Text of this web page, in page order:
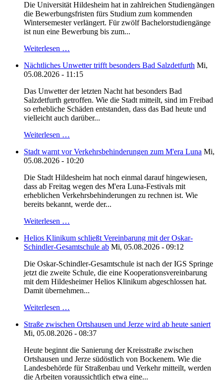
Die Universität Hildesheim hat in zahlreichen Studiengängen
die Bewerbungsfristen fürs Studium zum kommenden
Wintersemester verlängert. Für zwölf Bachelorstudiengänge
ist nun eine Bewerbung bis zum...
Weiterlesen …
Nächtliches Unwetter trifft besonders Bad Salzdetfurth Mi,
05.08.2026 - 11:15
Das Unwetter der letzten Nacht hat besonders Bad
Salzdetfurth getroffen. Wie die Stadt mitteilt, sind im Freibad
so erhebliche Schäden entstanden, dass das Bad heute und
vielleicht auch darüber...
Weiterlesen …
Stadt warnt vor Verkehrsbehinderungen zum M'era Luna Mi,
05.08.2026 - 10:20
Die Stadt Hildesheim hat noch einmal darauf hingewiesen,
dass ab Freitag wegen des M'era Luna-Festivals mit
erheblichen Verkehrsbehinderungen zu rechnen ist. Wie
bereits bekannt, werde der...
Weiterlesen …
Helios Klinikum schließt Vereinbarung mit der Oskar-
Schindler-Gesamtschule ab Mi, 05.08.2026 - 09:12
Die Oskar-Schindler-Gesamtschule ist nach der IGS Springe
jetzt die zweite Schule, die eine Kooperationsvereinbarung
mit dem Hildesheimer Helios Klinikum abgeschlossen hat.
Damit übernehmen...
Weiterlesen …
Straße zwischen Ortshausen und Jerze wird ab heute saniert
Mi, 05.08.2026 - 08:37
Heute beginnt die Sanierung der Kreisstraße zwischen
Ortshausen und Jerze südöstlich von Bockenem. Wie die
Landesbehörde für Straßenbau und Verkehr mitteilt, werden
die Arbeiten voraussichtlich etwa eine...